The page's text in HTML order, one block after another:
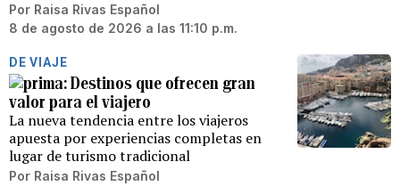
Por Raisa Rivas Español
8 de agosto de 2026 a las 11:10 p.m.
DE VIAJE
Destinos que ofrecen gran
valor para el viajero
La nueva tendencia entre los viajeros
apuesta por experiencias completas en
lugar de turismo tradicional
Por Raisa Rivas Español